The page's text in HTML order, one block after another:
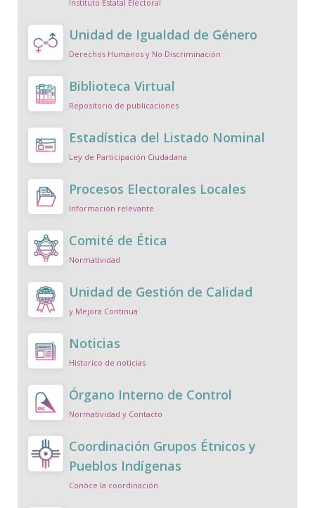
Instituto Estatal Electoral
Unidad de Igualdad de Género
Derechos Humanos y No Discriminación
Biblioteca Virtual
Repositorio de publicaciones
Estadística del Listado Nominal
Ley de Participación Ciudadana
Procesos Electorales Locales
Información relevante
Comité de Ética
Normatividad
Unidad de Gestión de Calidad
y Mejora Continua
Noticias
Historico de noticias
Órgano Interno de Control
Normatividad y Contacto
Coordinación Grupos Étnicos y
Pueblos Indígenas
Conóce la coordinación